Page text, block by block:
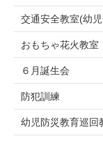
交通安全教室(幼児
おもちゃ花火教室
６月誕生会
防犯訓練
幼児防災教育巡回